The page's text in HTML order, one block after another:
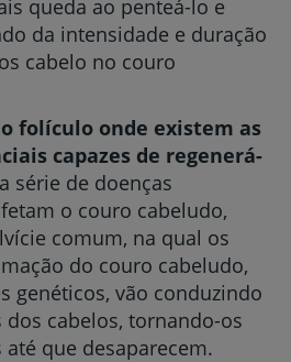
queda ao penteá-lo e
da intensidade e duração
cabelo no couro
folículo onde existem as
capazes de regenerá-
série de doenças
o couro cabeludo,
comum, na qual os
do couro cabeludo,
genéticos, vão conduzindo
cabelos, tornando-os
que desaparecem.